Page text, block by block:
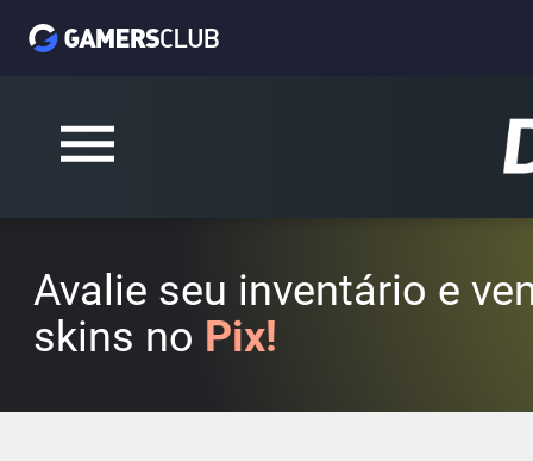
Avalie seu inventário e
skins no Pix!